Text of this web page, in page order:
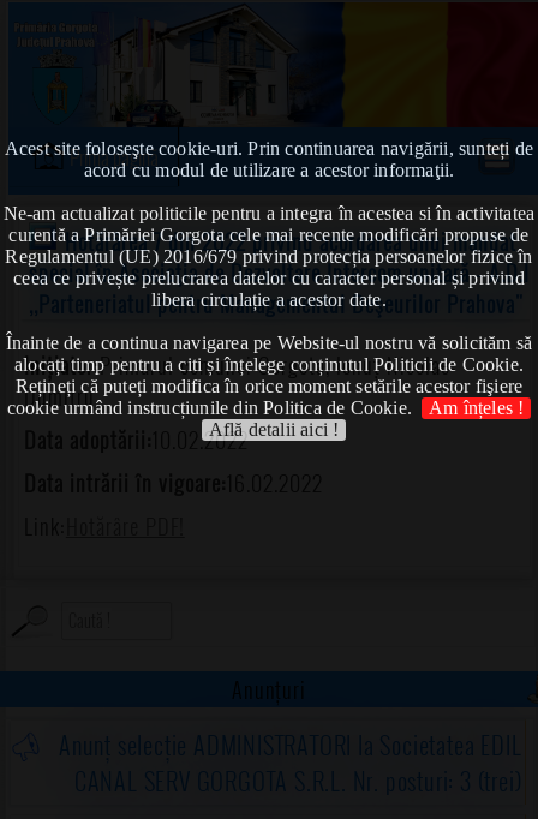
Acest site foloseşte cookie-uri. Prin continuarea navigării, sunteți de
acord cu modul de utilizare a acestor informaţii.
Ne-am actualizat politicile pentru a integra în acestea si în activitatea
curentă a Primăriei Gorgota cele mai recente modificări propuse de
Regulamentul (UE) 2016/679 privind protecția persoanelor fizice în
ceea ce privește prelucrarea datelor cu caracter personal și privind
libera circulație a acestor date.
Înainte de a continua navigarea pe Website-ul nostru vă solicităm să
alocați timp pentru a citi și înțelege conținutul Politicii de Cookie.
Rețineți că puteți modifica în orice moment setările acestor fişiere
cookie urmând instrucțiunile din Politica de Cookie.
Am înțeles !
Află detalii aici !
Prima pagină
Hotărârea 7 din 2022 privind acordarea unui mandat
special în Asociaţia de Dezvoltare Intercom unitară - A.D.l.
,,Parteneriatul pentru Managementul Deşeurilor Prahova"
Inițiator:Primarul comunei Gorgota, Ionuț Nicolae-
Dumitru
10.02.2022
Anunțuri
Anunț selecție ADMINISTRATORI la Societatea EDIL
CANAL SERV GORGOTA S.R.L. Nr. posturi: 3 (trei)